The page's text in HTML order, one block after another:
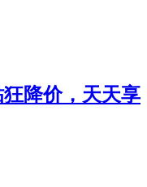
降价，天天享